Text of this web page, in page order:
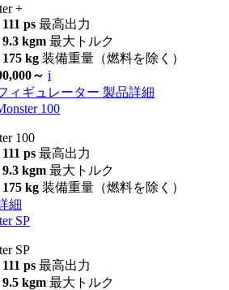
+
111 ps 最高出力
9.3 kgm 最大トルク
175 kg 装備重量（燃料を除く）
～ i
ィギュレーター 製品詳細
100
100
111 ps 最高出力
9.3 kgm 最大トルク
175 kg 装備重量（燃料を除く）
細
SP
SP
111 ps 最高出力
9.5 kgm 最大トルク